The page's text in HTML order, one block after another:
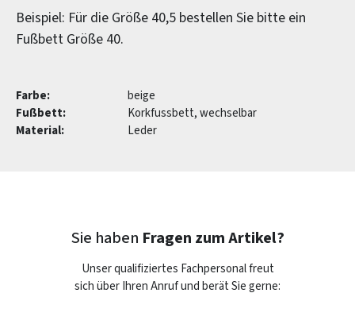
Beispiel: Für die Größe 40,5 bestellen Sie bitte ein
Fußbett Größe 40.
Farbe:
beige
Fußbett:
Korkfussbett, wechselbar
Material:
Leder
Sie haben Fragen zum Artikel?
Unser qualifiziertes Fachpersonal freut
sich über Ihren Anruf und berät Sie gerne: